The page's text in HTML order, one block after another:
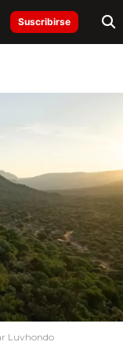
Suscribirse
Luvhondo